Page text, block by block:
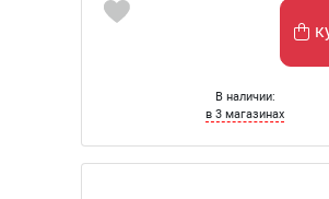
В наличии:
в 3 магазинах